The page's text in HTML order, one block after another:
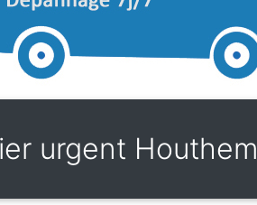
urgent Houthem